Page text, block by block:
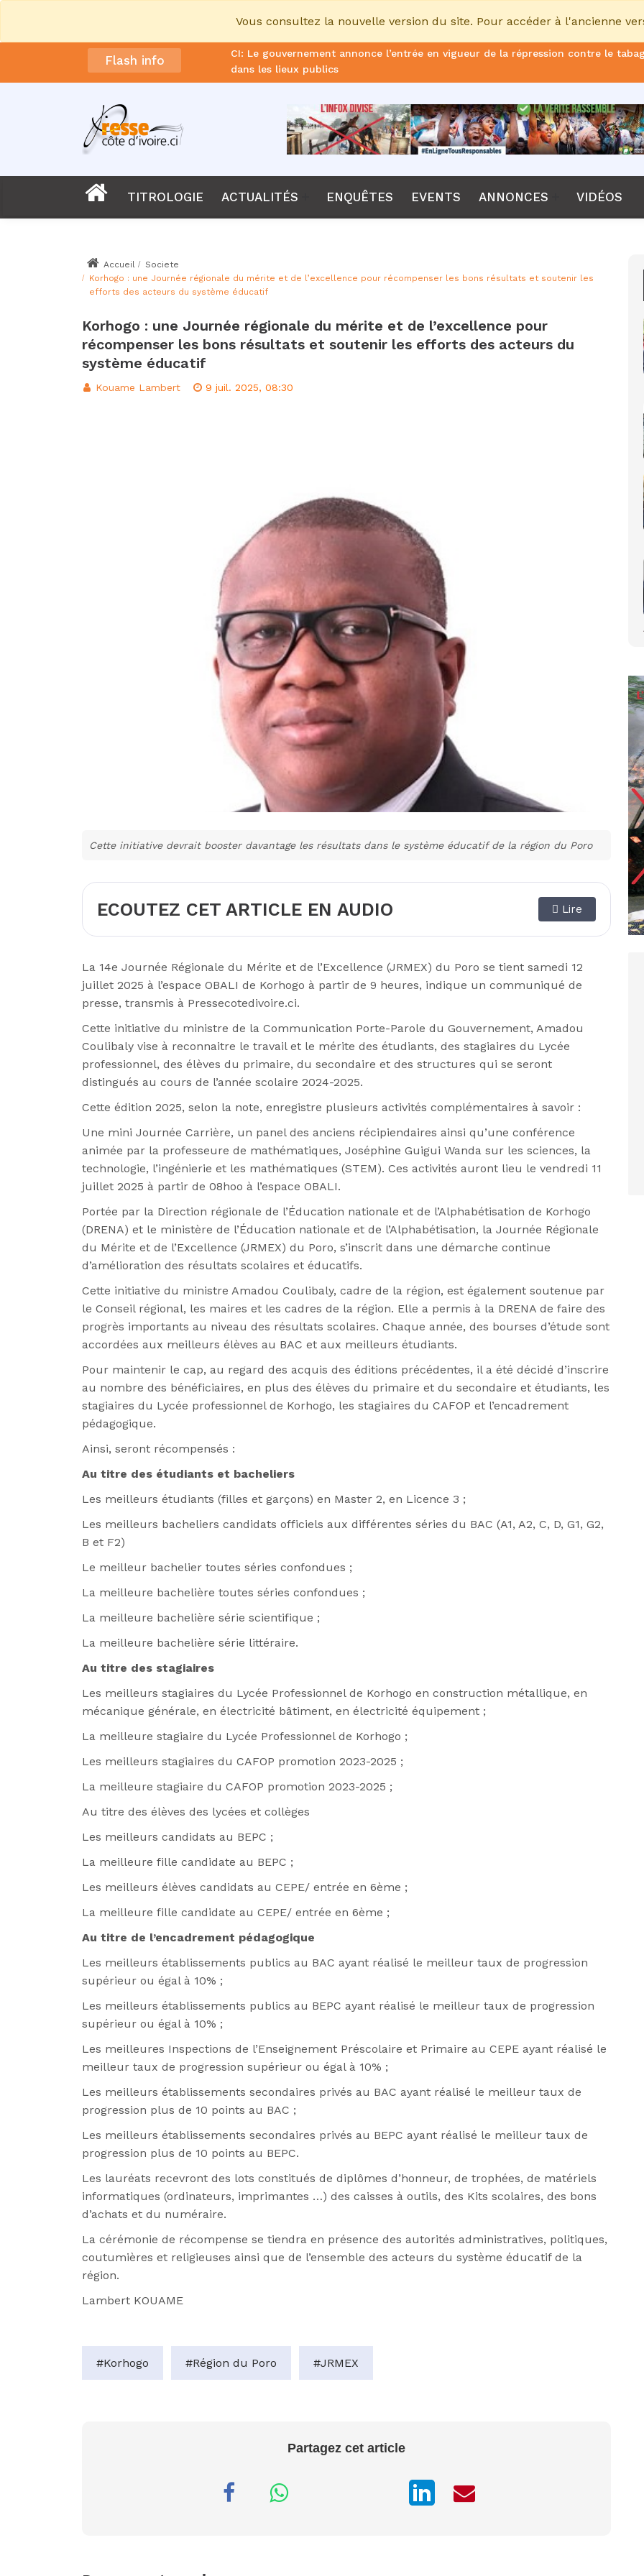
Vous consultez la nouvelle version du site. Pour accéder à l'ancienne
Flash info
Affaire KDS : 20 ans de prison ferme pour le DG, plus de 51 milliards FCFA
contre la société
Foot: Zinédine Zidane, nouveau sélectionneur de l’équipe de France
Sénégal: Bassirou Diomaye Faye lance son parti “Kiiraay, les Patriotes
Le procureur de la CPI, Karim Khan, démis de ses fonctions par les États parties
La CEDEAO confirme le lancement de l’ECO en 2027 et accélère son agenda
d’intégration économique(AIP)
CI: Le gouvernement annonce l’entrée en vigueur de la répression contre le
TITROLOGIE ACTUALITÉS ENQUÊTES EVENTS ANNONCES VIDÉOS
Accueil
Societe
Korhogo : une Journée régionale du mérite et de l’excellence pour récompenser les bons résultats et soutenir les
efforts des acteurs du système éducatif
Korhogo : une Journée régionale du mérite et de l’excellence pour
récompenser les bons résultats et soutenir les efforts des acteurs du
système éducatif
Kouame Lambert 9 juil. 2025, 08:30
Cette initiative devrait booster davantage les résultats dans le système éducatif de la région du Poro
ECOUTEZ CET ARTICLE EN AUDIO Lire
La 14e Journée Régionale du Mérite et de l’Excellence (JRMEX) du Poro se tient samedi 12
juillet 2025 à l’espace OBALI de Korhogo à partir de 9 heures, indique un communiqué de
presse, transmis à Pressecotedivoire.ci.
Cette initiative du ministre de la Communication Porte-Parole du Gouvernement, Amadou
Coulibaly vise à reconnaitre le travail et le mérite des étudiants, des stagiaires du Lycée
professionnel, des élèves du primaire, du secondaire et des structures qui se seront
distingués au cours de l’année scolaire 2024-2025.
Cette édition 2025, selon la note, enregistre plusieurs activités complémentaires à savoir :
Une mini Journée Carrière, un panel des anciens récipiendaires ainsi qu’une conférence
animée par la professeure de mathématiques, Joséphine Guigui Wanda sur les sciences, la
technologie, l’ingénierie et les mathématiques (STEM). Ces activités auront lieu le vendredi 11
juillet 2025 à partir de 08hoo à l’espace OBALI.
Portée par la Direction régionale de l’Éducation nationale et de l’Alphabétisation de Korhogo
(DRENA) et le ministère de l’Éducation nationale et de l’Alphabétisation, la Journée Régionale
du Mérite et de l’Excellence (JRMEX) du Poro, s’inscrit dans une démarche continue
d’amélioration des résultats scolaires et éducatifs.
Cette initiative du ministre Amadou Coulibaly, cadre de la région, est également soutenue par
le Conseil régional, les maires et les cadres de la région. Elle a permis à la DRENA de faire des
progrès importants au niveau des résultats scolaires. Chaque année, des bourses d’étude sont
accordées aux meilleurs élèves au BAC et aux meilleurs étudiants.
Pour maintenir le cap, au regard des acquis des éditions précédentes, il a été décidé d’inscrire
au nombre des bénéficiaires, en plus des élèves du primaire et du secondaire et étudiants, les
stagiaires du Lycée professionnel de Korhogo, les stagiaires du CAFOP et l’encadrement
pédagogique.
Ainsi, seront récompensés :
Au titre des étudiants et bacheliers
Les meilleurs étudiants (filles et garçons) en Master 2, en Licence 3 ;
Les meilleurs bacheliers candidats officiels aux différentes séries du BAC (A1, A2, C, D, G1, G2,
B et F2)
Le meilleur bachelier toutes séries confondues ;
La meilleure bachelière toutes séries confondues ;
La meilleure bachelière série scientifique ;
La meilleure bachelière série littéraire.
Au titre des stagiaires
Les meilleurs stagiaires du Lycée Professionnel de Korhogo en construction métallique, en
mécanique générale, en électricité bâtiment, en électricité équipement ;
La meilleure stagiaire du Lycée Professionnel de Korhogo ;
Les meilleurs stagiaires du CAFOP promotion 2023-2025 ;
La meilleure stagiaire du CAFOP promotion 2023-2025 ;
Au titre des élèves des lycées et collèges
Les meilleurs candidats au BEPC ;
La meilleure fille candidate au BEPC ;
Les meilleurs élèves candidats au CEPE/ entrée en 6ème ;
La meilleure fille candidate au CEPE/ entrée en 6ème ;
Au titre de l’encadrement pédagogique
Les meilleurs établissements publics au BAC ayant réalisé le meilleur taux de progression
supérieur ou égal à 10% ;
Les meilleurs établissements publics au BEPC ayant réalisé le meilleur taux de progression
supérieur ou égal à 10% ;
Les meilleures Inspections de l’Enseignement Préscolaire et Primaire au CEPE ayant réalisé le
meilleur taux de progression supérieur ou égal à 10% ;
Les meilleurs établissements secondaires privés au BAC ayant réalisé le meilleur taux de
progression plus de 10 points au BAC ;
Les meilleurs établissements secondaires privés au BEPC ayant réalisé le meilleur taux de
progression plus de 10 points au BEPC.
Les lauréats recevront des lots constitués de diplômes d’honneur, de trophées, de matériels
informatiques (ordinateurs, imprimantes …) des caisses à outils, des Kits scolaires, des bons
d’achats et du numéraire.
La cérémonie de récompense se tiendra en présence des autorités administratives, politiques,
coutumières et religieuses ainsi que de l’ensemble des acteurs du système éducatif de la
région.
Lambert KOUAME
#Korhogo #Région du Poro #JRMEX
Partagez cet article